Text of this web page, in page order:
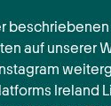
beschriebenen
auf unserer
Ireland